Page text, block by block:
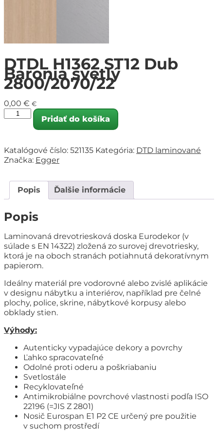
DTDL H1362 ST12 Dub
Baronia svetlý
2800/2070/22
0,00 € €
Pridať do košíka
Katalógové číslo: 521135 Kategória: DTD laminované
Značka: Egger
Popis Ďalšie informácie
Popis
Laminovaná drevotriesková doska Eurodekor (v
súlade s EN 14322) zložená zo surovej drevotriesky,
ktorá je na oboch stranách potiahnutá dekoratívnym
papierom.
Ideálny materiál pre vodorovné alebo zvislé aplikácie
v designu nábytku a interiérov, například pre čelné
plochy, police, skrine, nábytkové korpusy alebo
obklady stien.
Výhody:
Autenticky vypadajúce dekory a povrchy
Ľahko spracovateľné
Odolné proti oderu a poškriabaniu
Svetlostále
Recyklovateľné
Antimikrobiálne povrchové vlastnosti podľa ISO
22196 (=JIS Z 2801)
Nosič Eurospan E1 P2 CE určený pre použitie
v suchom prostředí